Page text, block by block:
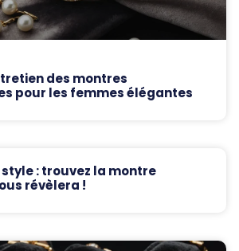
des montres
pour les femmes élégantes
: trouvez la montre
révèlera !